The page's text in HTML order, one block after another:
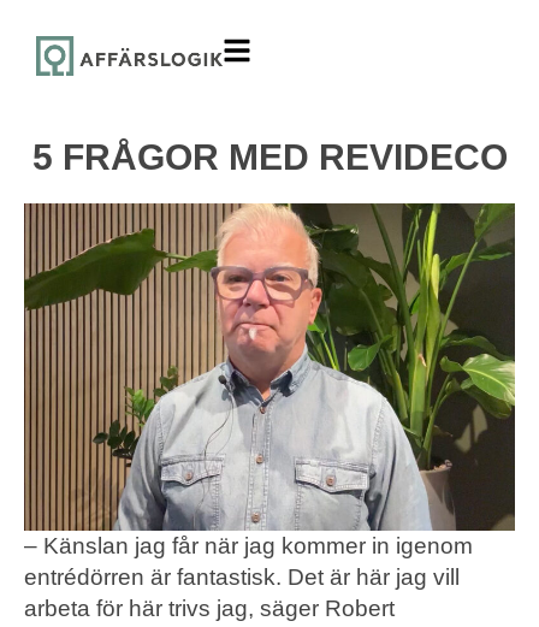
5 FRÅGOR MED REVIDECO
– Känslan jag får när jag kommer in igenom
entrédörren är fantastisk. Det är här jag vill
arbeta för här trivs jag, säger Robert